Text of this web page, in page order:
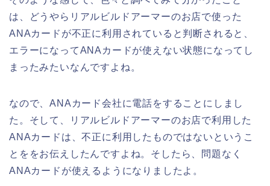
は、どうやらリアルビルドアーマーのお店で使った
ANAカードが不正に利用されていると判断されると、
エラーになってANAカードが使えない状態になってし
まったみたいなんですよね。
なので、ANAカード会社に電話をすることにしまし
た。そして、リアルビルドアーマーのお店で利用した
ANAカードは、不正に利用したものではないというこ
とををお伝えしたんですよね。そしたら、問題なく
ANAカードが使えるようになりましたよ。